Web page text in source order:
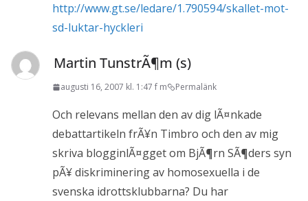
http://www.gt.se/ledare/1.790594/skallet-mot-
sd-luktar-hyckleri
Martin TunstrÃ¶m (s)
augusti 16, 2007 kl. 1:47 f m Permalänk
Och relevans mellan den av dig lÃ¤nkade
debattartikeln frÃ¥n Timbro och den av mig
skriva blogginlÃ¤gget om BjÃ¶rn SÃ¶ders syn
pÃ¥ diskriminering av homosexuella i de
svenska idrottsklubbarna? Du har